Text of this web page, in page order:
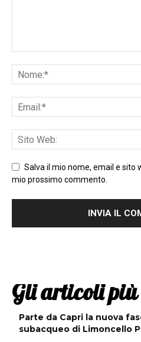
Salva il mio nome, email e sito
mio prossimo commento.
Gli articoli
Parte da Capri la nuova
subacqueo di Limoncello